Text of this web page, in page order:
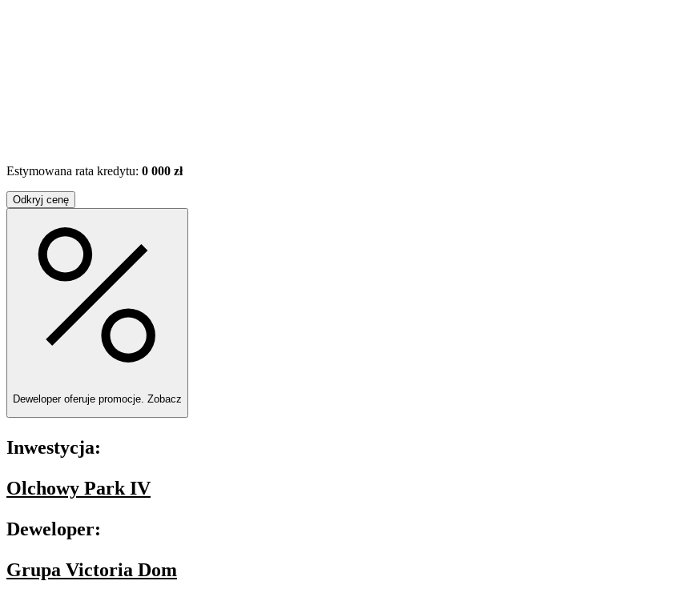
Estymowana rata kredytu: 0 000 zł
Odkryj cenę
Deweloper oferuje promocje. Zobacz
Inwestycja:
Olchowy Park IV
Deweloper:
Grupa Victoria Dom